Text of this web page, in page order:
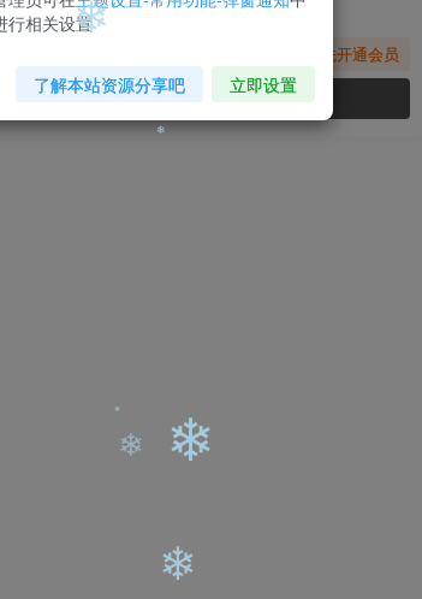
钻石会员
您暂无购买权限，请先开通会员
开通会员
行相关设置
了解本站资源分享吧 立即设置
❄